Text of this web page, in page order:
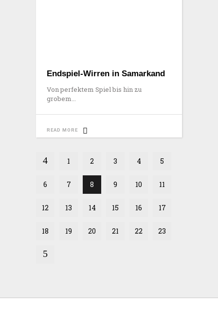
Endspiel-Wirren in Samarkand
Von perfektem Spiel bis hin zu
grobem
READ MORE
1 2 3 4 5
6 7 8 9 10 11
12 13 14 15 16 17
18 19 20 21 22 23